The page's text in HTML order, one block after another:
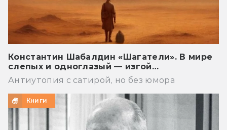
Константин Шабалдин «Шагатели». В мире
слепых и одноглазый — изгой…
Антиутопия с сатирой, но без юмора
Книги